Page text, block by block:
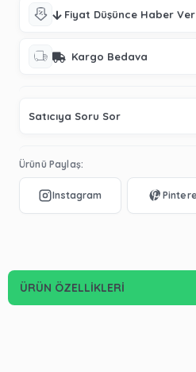
Fiyat Düşünce Haber Ver
Kargo Bedava
Satıcıya Soru Sor
Ürünü Paylaş:
ÜRÜN ÖZELLIKLERI